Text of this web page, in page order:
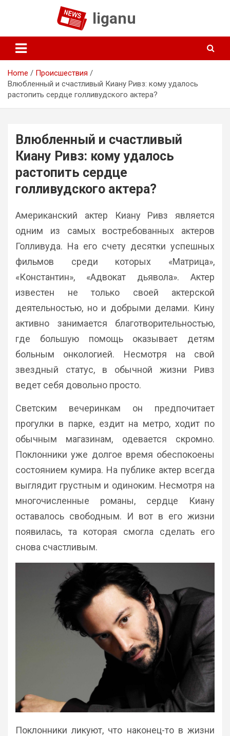
liganu
Home
Происшествия
Влюбленный и счастливый Киану Ривз: кому удалось
растопить сердце голливудского актера?
Влюбленный и счастливый
Киану Ривз: кому удалось
растопить сердце
голливудского актера?
Американский актер Киану Ривз является
одним из самых востребованных актеров
Голливуда. На его счету десятки успешных
фильмов среди которых «Матрица»,
«Константин», «Адвокат дьявола». Актер
известен не только своей актерской
деятельностью, но и добрыми делами. Кину
активно занимается благотворительностью,
где большую помощь оказывает детям
больным онкологией. Несмотря на свой
звездный статус, в обычной жизни Ривз
ведет себя довольно просто.
Светским вечеринкам он предпочитает
прогулки в парке, ездит на метро, ходит по
обычным магазинам, одевается скромно.
Поклонники уже долгое время обеспокоены
состоянием кумира. На публике актер всегда
выглядит грустным и одиноким. Несмотря на
многочисленные романы, сердце Киану
оставалось свободным. И вот в его жизни
появилась, та которая смогла сделать его
снова счастливым.
Поклонники ликуют, что наконец-то в жизни